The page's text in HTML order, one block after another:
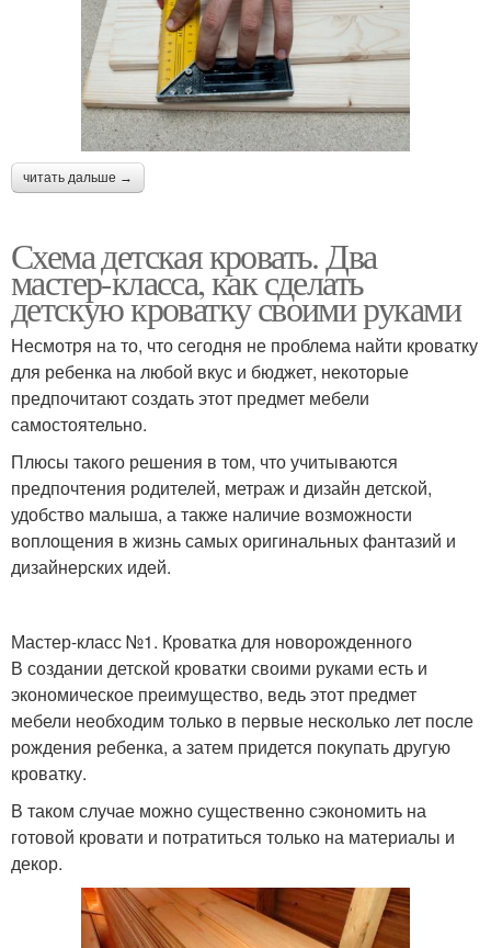
читать дальше →
Схема детская кровать. Два
мастер-класса, как сделать
детскую кроватку своими руками
Несмотря на то, что сегодня не проблема найти кроватку
для ребенка на любой вкус и бюджет, некоторые
предпочитают создать этот предмет мебели
самостоятельно.
Плюсы такого решения в том, что учитываются
предпочтения родителей, метраж и дизайн детской,
удобство малыша, а также наличие возможности
воплощения в жизнь самых оригинальных фантазий и
дизайнерских идей.
Мастер-класс №1. Кроватка для новорожденного
В создании детской кроватки своими руками есть и
экономическое преимущество, ведь этот предмет
мебели необходим только в первые несколько лет после
рождения ребенка, а затем придется покупать другую
кроватку.
В таком случае можно существенно сэкономить на
готовой кровати и потратиться только на материалы и
декор.